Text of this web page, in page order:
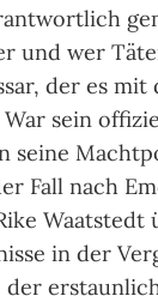
und wer
der es
War sein
seine
Fall nach
in der